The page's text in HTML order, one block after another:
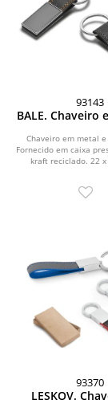
93143
BALE. Chaveiro
Chaveiro em metal
Fornecido em caixa
kraft reciclado. 22
93370
LESKOV.